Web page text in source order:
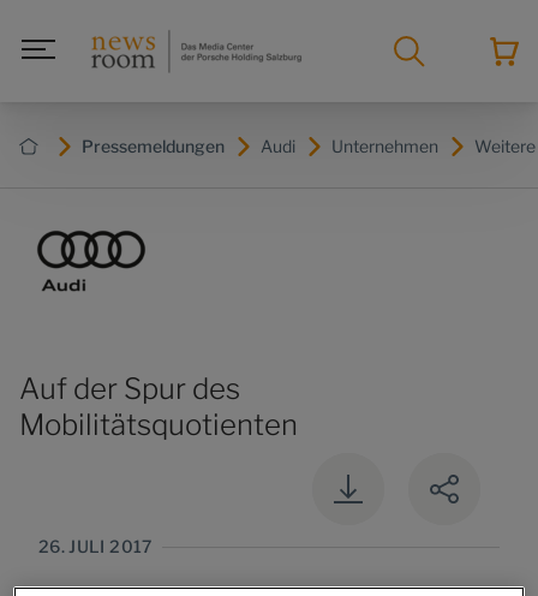
Pressemeldungen Audi Unternehmen
Auf der Spur des
Mobilitätsquotienten
26. JULI 2017